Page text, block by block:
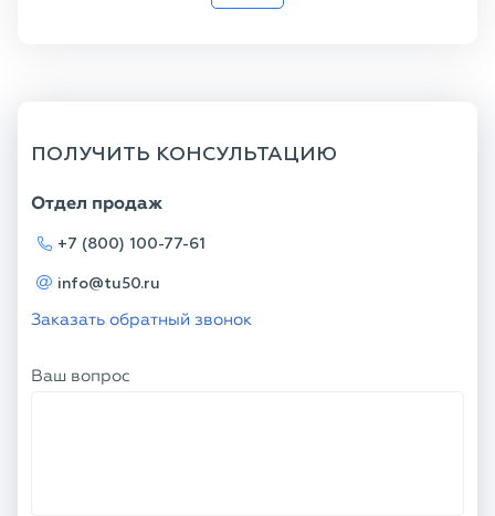
ПОЛУЧИТЬ КОНСУЛЬТАЦИЮ
Отдел продаж
+7 (800) 100-77-61
info@tu50.ru
Заказать обратный звонок
Ваш вопрос